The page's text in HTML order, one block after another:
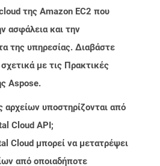
της Amazon EC2 που
ασφάλεια και την
της υπηρεσίας. Διαβάστε
με τις Πρακτικές
Aspose.
αρχείων υποστηρίζονται από
Cloud API;
Cloud μπορεί να μετατρέψει
από οποιαδήποτε